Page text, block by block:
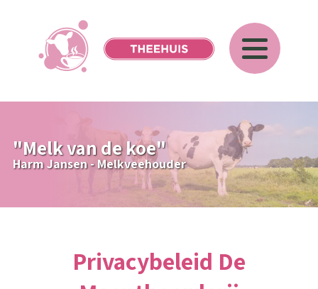
"Melk van de koe"
Harm Jansen - Melkveehouder
Privacybeleid De